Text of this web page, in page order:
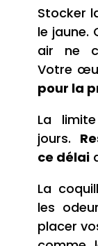
Stocker
le jaune.
air ne
Votre
pour la
La
jours.
ce délai
La
les
placer